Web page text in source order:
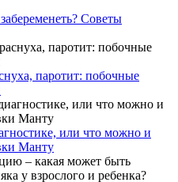
Советы
паротит: побочные
или что можно и
Манту